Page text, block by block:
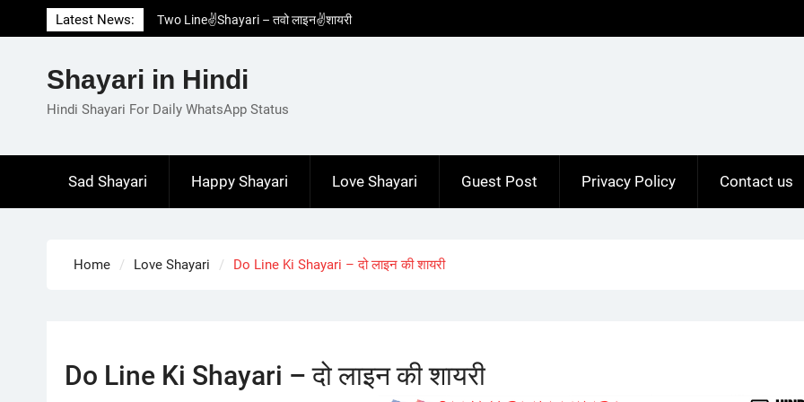
to
Latest News:
Two Line✌️Shayari – तवो लाइन✌️शायरी
Love😓Lines In Hindi – लव😓लाइन्स इन हिंदी
Love🥳Poetry In Hindi – लव🥳पोएट्री इन हिंदी
1 Line☝️Shayari In Hindi – १ लाइन☝️शायरी इन
Shayari in Hindi
Hindi Shayari For Daily WhatsApp Status
Sad Shayari Happy Shayari Love Shayari Guest Post Privacy Policy Contact us
Home Love Shayari Do Line Ki Shayari – दो लाइन की शायरी
Do Line Ki Shayari – दो लाइन की शायरी